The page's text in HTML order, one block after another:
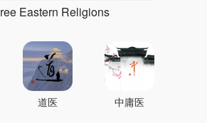
Eastern Religions
道医 中庸医